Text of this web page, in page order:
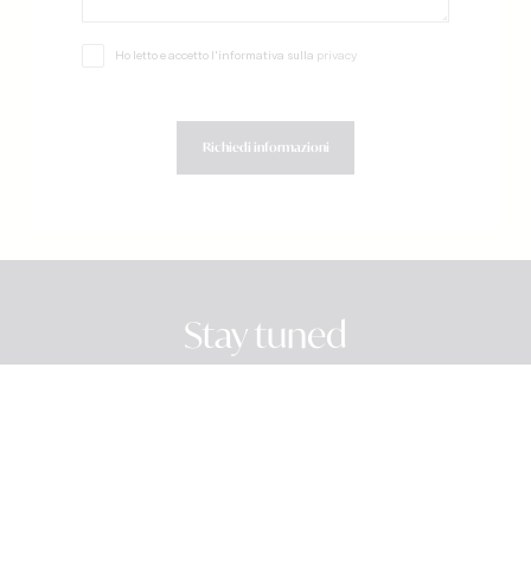
Ho letto e accetto l'informativa sulla privacy
Richiedi informazioni
Stay tuned